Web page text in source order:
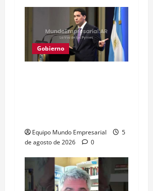
Gobierno
Equipo Mundo Empresarial
5
de agosto de 2026
0